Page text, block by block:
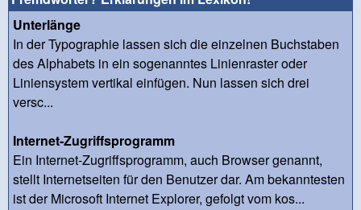
Unterlänge
In der Typographie lassen sich die einzelnen Buchstaben
des Alphabets in ein sogenanntes Linienraster oder
Liniensystem vertikal einfügen. Nun lassen sich drei
versc...
Internet-Zugriffsprogramm
Ein Internet-Zugriffsprogramm, auch Browser genannt,
stellt Internetseiten für den Benutzer dar. Am bekanntesten
ist der Microsoft Internet Explorer, gefolgt vom kos...